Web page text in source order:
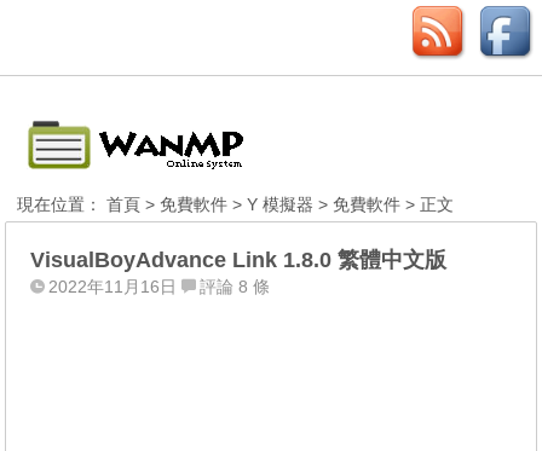
現在位置：首頁 >免費軟件 >Y 模擬器 >免費軟件 > 正文
VisualBoyAdvance Link 1.8.0 繁體中文版
2022年11月16日 評論 8 條